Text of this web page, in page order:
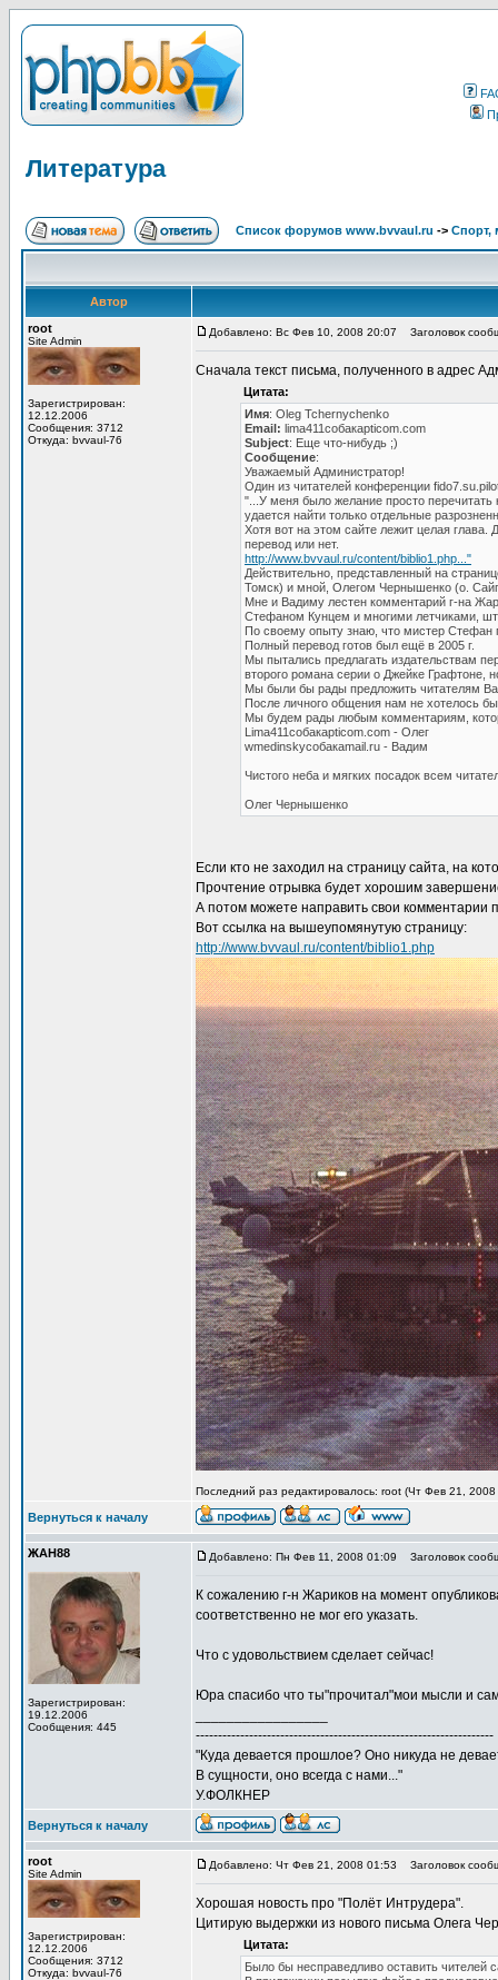
Литература
Список форумов www.bvvaul.ru -> Спорт,
Автор
root
Site Admin
Зарегистрирован:
12.12.2006
Сообщения: 3712
Откуда: bvvaul-76
Добавлено: Вс Фев 10, 2008 20:07 Заголовок
Сначала текст письма, полученного в адрес
Цитата:
Имя: Oleg Tchernychenko
Email: lima411собакаpticom.com
Subject: Еще что-нибудь ;)
Сообщение:
Уважаемый Администратор!
Один из читателей конференции
"...У меня было желание просто
удается найти только отдельные
Хотя вот на этом сайте лежит целая
перевод или нет.
http://www.bvvaul.ru/content/biblio1.php..."
Действительно, представленный на
Томск) и мной, Олегом Чернышенко (о.
Мне и Вадиму лестен комментарий г-на
Стефаном Кунцем и многими летчиками,
По своему опыту знаю, что мистер Стефан
Полный перевод готов был ещё в 2005 г.
Мы пытались предлагать издательствам
второго романа серии о Джейке Графтоне,
Мы были бы рады предложить читателям
После личного общения нам не хотелось бы
Мы будем рады любым комментариям,
Lima411собакаpticom.com - Олег
wmedinskyсобакаmail.ru - Вадим
Чистого неба и мягких посадок всем
Олег Чернышенко
Если кто не заходил на страницу сайта, на
Прочтение отрывка будет хорошим
А потом можете направить свои
Вот ссылка на вышеупомянутую страницу:
http://www.bvvaul.ru/content/biblio1.php
Последний раз редактировалось: root (Чт Фев 21, 2008
Вернуться к началу
ЖАН88
Зарегистрирован:
19.12.2006
Сообщения: 445
Добавлено: Пн Фев 11, 2008 01:09 Заголовок
К сожалению г-н Жариков на момент
соответственно не мог его указать.
Что с удовольствием сделает сейчас!
Юра спасибо что ты"прочитал"мои мысли и
-------------------------------------------------------------------
"Куда девается прошлое? Оно никуда не
В сущности, оно всегда с нами..."
У.ФОЛКНЕР
Вернуться к началу
root
Site Admin
Зарегистрирован:
12.12.2006
Сообщения: 3712
Откуда: bvvaul-76
Добавлено: Чт Фев 21, 2008 01:53 Заголовок
Хорошая новость про "Полёт Интрудера".
Цитирую выдержки из нового письма Олега
Цитата:
Было бы несправедливо оставить чителей